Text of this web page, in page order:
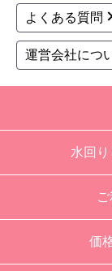
よくある質問
運営会社につ
水回
価